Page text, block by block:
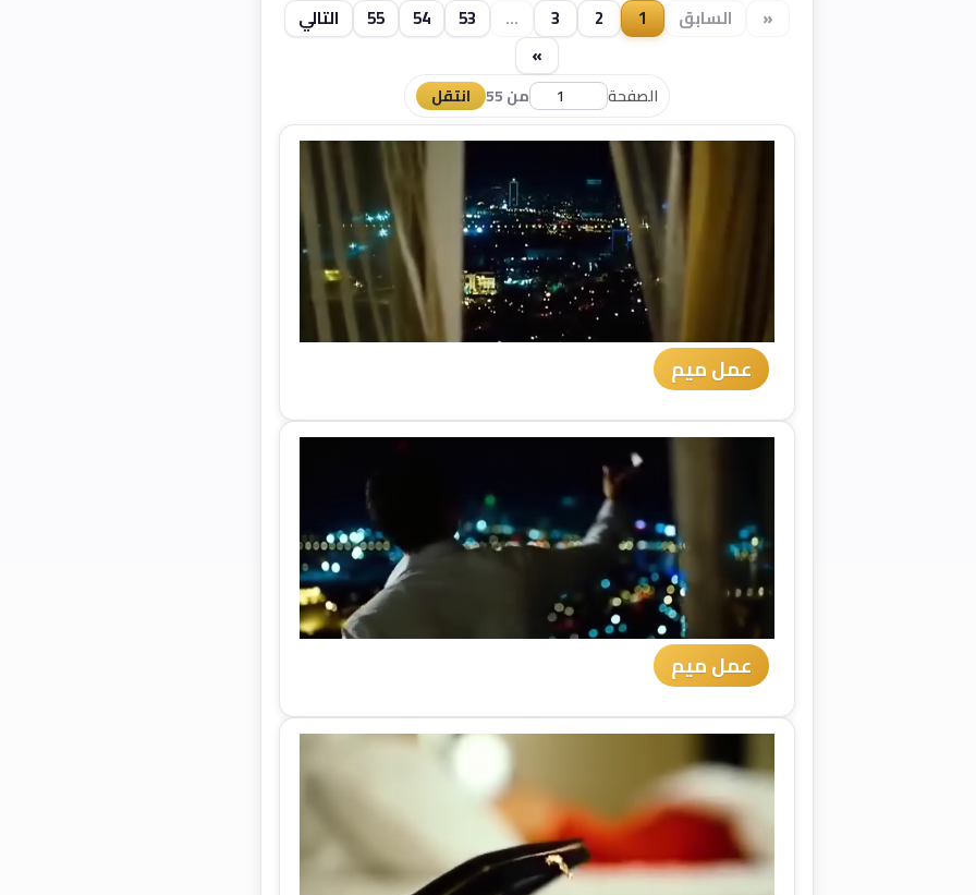
« السابق 1
2
3
...
53
54
55
التالي
»
الصفحة من 55 انتقل
عمل ميم
عمل ميم